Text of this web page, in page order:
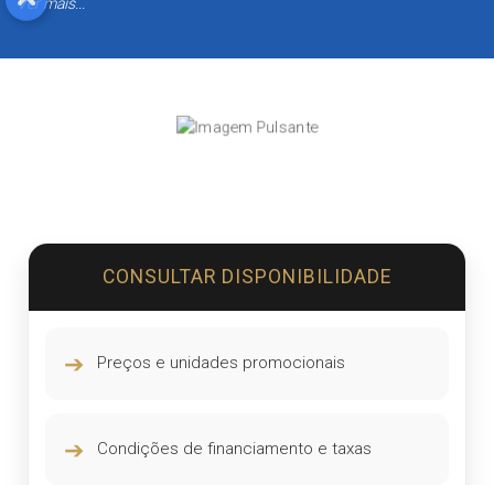
Ver mais...
CONSULTAR DISPONIBILIDADE
➔ Preços e unidades promocionais
➔ Condições de financiamento e taxas